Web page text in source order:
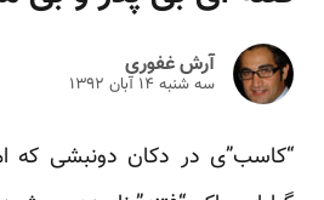
آرش غفوری
سه شنبه ۱۴ آبان ۱۳۹۲
“کاسب”ی در دکان دونبشی که